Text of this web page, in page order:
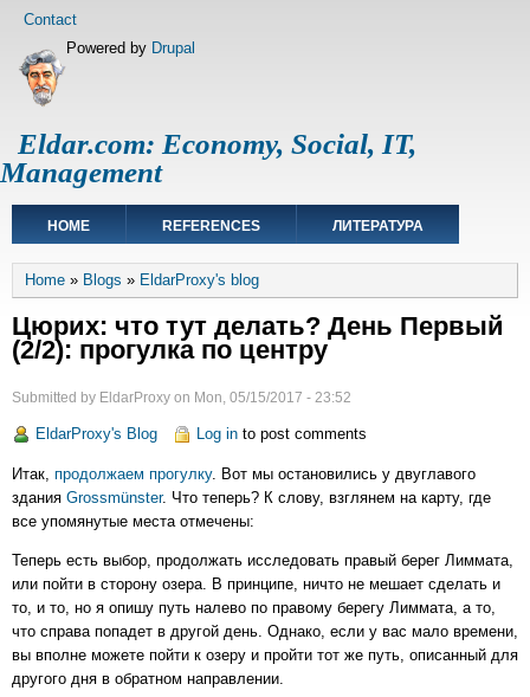
Skip
main
content
Footer
Contact
Eldar.com: Economy, Social, IT,
Management
Powered by Drupal
Main
navigation
HOME REFERENCES ЛИТЕРАТУРА
Breadcrumb
Home Blogs EldarProxy's blog
Цюрих: что тут делать? День Первый
(2/2): прогулка по центру
Submitted by EldarProxy on Mon, 05/15/2017 - 23:52
EldarProxy's Blog Log in to post comments
Итак, продолжаем прогулку. Вот мы остановились у двуглавого
здания Grossmünster. Что теперь? К слову, взглянем на карту, где
все упомянутые места отмечены:
Теперь есть выбор, продолжать исследовать правый берег Лиммата,
или пойти в сторону озера. В принципе, ничто не мешает сделать и
то, и то, но я опишу путь налево по правому берегу Лиммата, а то,
что справа попадет в другой день. Однако, если у вас мало времени,
вы вполне можете пойти к озеру и пройти тот же путь, описанный для
другого дня в обратном направлении.